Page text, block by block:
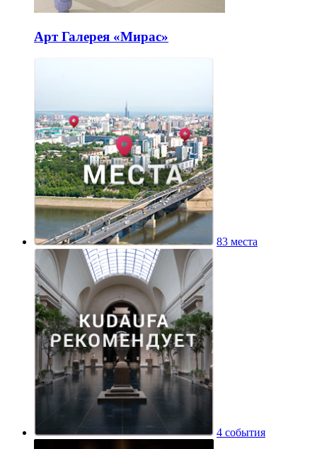
Арт Галерея «Мирас»
83 места
4 события